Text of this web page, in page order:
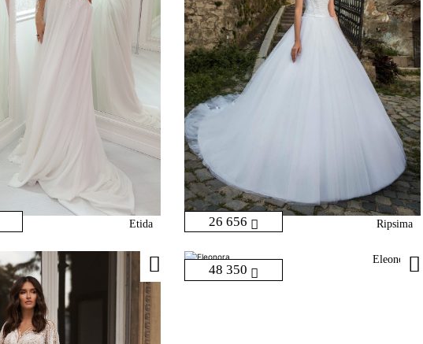
Etida 26 656 Ripsima
48 350
Eleonora